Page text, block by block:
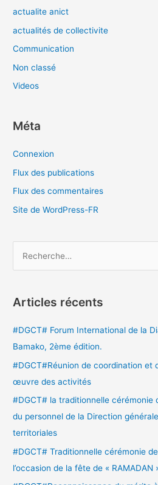
actualite anict
actualités de collectivite
Communication
Non classé
Videos
Méta
Connexion
Flux des publications
Flux des commentaires
Site de WordPress-FR
h
r
:
Articles récents
#DGCT# Forum International de la
Bamako, 2ème édition.
#DGCT#Réunion de coordination et
œuvre des activités
#DGCT# la traditionnelle
du personnel de la Direction
territoriales
#DGCT# Traditionnelle cérémonie
l’occasion de la fête de « RAMADAN